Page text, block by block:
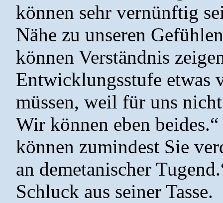
können sehr vernünftig
Nähe zu unseren
können Verständnis
Entwicklungsstufe etwas
müssen, weil für uns
Wir können eben
können zumindest Sie
an demetanischer
Schluck aus seiner Tasse.